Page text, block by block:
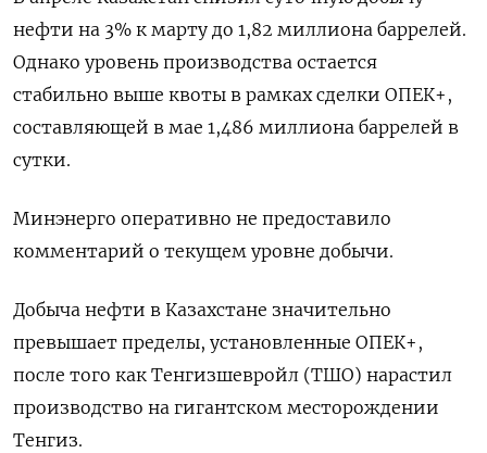
нефти на 3% к марту до 1,82 миллиона баррелей.
Однако уровень производства остается
стабильно выше квоты в рамках сделки ОПЕК+,
составляющей в мае 1,486 миллиона баррелей в
сутки.
Минэнерго оперативно не предоставило
комментарий о текущем уровне добычи.
Добыча нефти в Казахстане значительно
превышает пределы, установленные ОПЕК+,
после того как Тенгизшевройл (ТШО) нарастил
производство на гигантском месторождении
Тенгиз.